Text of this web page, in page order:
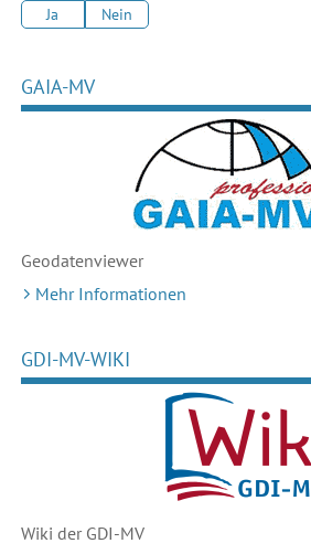
Ja Nein
GAIA-MV
Geodatenviewer
Mehr Informationen
GDI-MV-WIKI
Wiki der GDI-MV